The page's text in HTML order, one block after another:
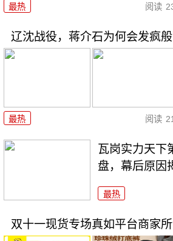
最热 阅读
辽沈战役，蒋介石为何会发疯般
最热 阅读
瓦岗实力天下
盘，幕后原因
最热
双十一现货专场真如平台商家所